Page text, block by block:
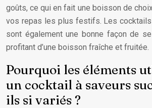
goûts, ce qui en fait une boisson de
vos repas les plus festifs. Les
sont également une bonne façon de
profitant d’une boisson fraîche et fruitée.
Pourquoi les éléments
un cocktail à saveurs
ils si variés ?